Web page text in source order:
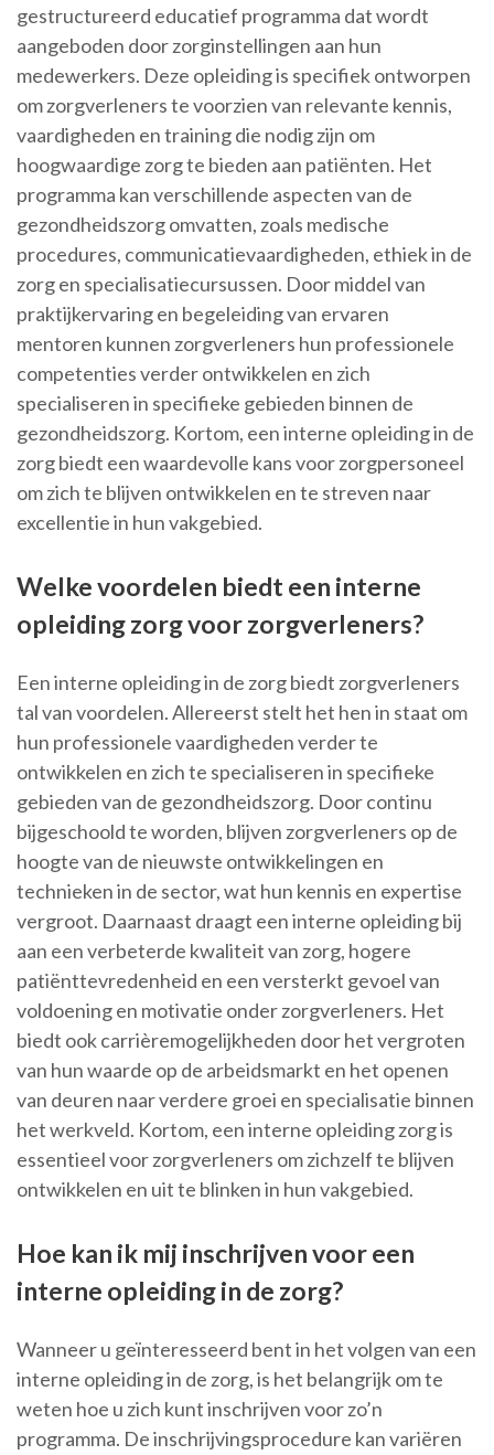
gestructureerd educatief programma dat wordt
aangeboden door zorginstellingen aan hun
medewerkers. Deze opleiding is specifiek ontworpen
om zorgverleners te voorzien van relevante kennis,
vaardigheden en training die nodig zijn om
hoogwaardige zorg te bieden aan patiënten. Het
programma kan verschillende aspecten van de
gezondheidszorg omvatten, zoals medische
procedures, communicatievaardigheden, ethiek in de
zorg en specialisatiecursussen. Door middel van
praktijkervaring en begeleiding van ervaren
mentoren kunnen zorgverleners hun professionele
competenties verder ontwikkelen en zich
specialiseren in specifieke gebieden binnen de
gezondheidszorg. Kortom, een interne opleiding in de
zorg biedt een waardevolle kans voor zorgpersoneel
om zich te blijven ontwikkelen en te streven naar
excellentie in hun vakgebied.
Welke voordelen biedt een interne
opleiding zorg voor zorgverleners?
Een interne opleiding in de zorg biedt zorgverleners
tal van voordelen. Allereerst stelt het hen in staat om
hun professionele vaardigheden verder te
ontwikkelen en zich te specialiseren in specifieke
gebieden van de gezondheidszorg. Door continu
bijgeschoold te worden, blijven zorgverleners op de
hoogte van de nieuwste ontwikkelingen en
technieken in de sector, wat hun kennis en expertise
vergroot. Daarnaast draagt een interne opleiding bij
aan een verbeterde kwaliteit van zorg, hogere
patiënttevredenheid en een versterkt gevoel van
voldoening en motivatie onder zorgverleners. Het
biedt ook carrièremogelijkheden door het vergroten
van hun waarde op de arbeidsmarkt en het openen
van deuren naar verdere groei en specialisatie binnen
het werkveld. Kortom, een interne opleiding zorg is
essentieel voor zorgverleners om zichzelf te blijven
ontwikkelen en uit te blinken in hun vakgebied.
Hoe kan ik mij inschrijven voor een
interne opleiding in de zorg?
Wanneer u geïnteresseerd bent in het volgen van een
interne opleiding in de zorg, is het belangrijk om te
weten hoe u zich kunt inschrijven voor zo’n
programma. De inschrijvingsprocedure kan variëren